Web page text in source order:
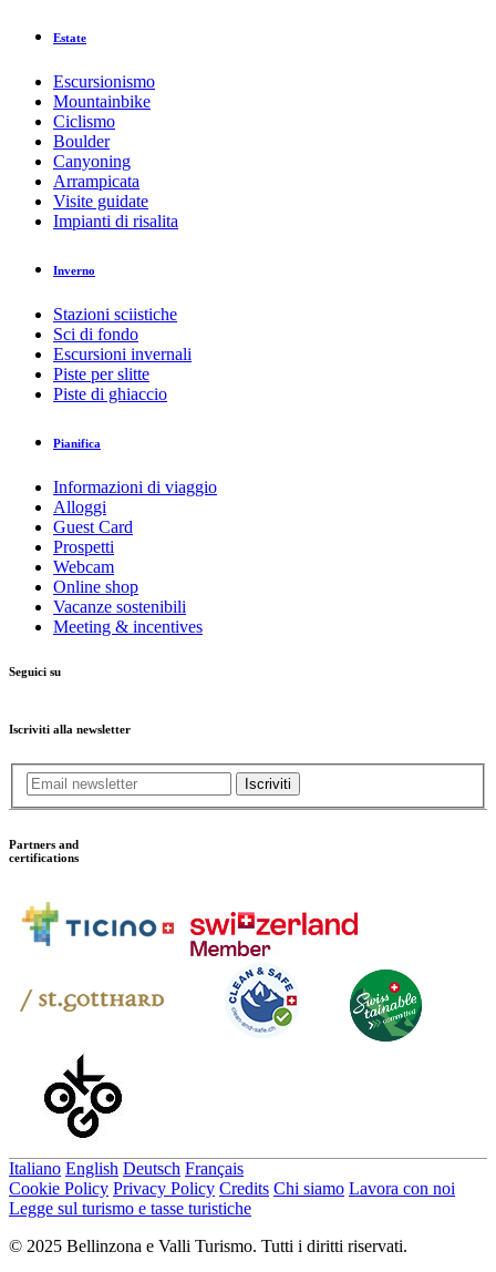
Estate
Escursionismo
Mountainbike
Ciclismo
Boulder
Canyoning
Arrampicata
Visite guidate
Impianti di risalita
Inverno
Stazioni sciistiche
Sci di fondo
Escursioni invernali
Piste per slitte
Piste di ghiaccio
Pianifica
Informazioni di viaggio
Alloggi
Guest Card
Prospetti
Webcam
Online shop
Vacanze sostenibili
Meeting & incentives
Seguici su
Iscriviti alla newsletter
Iscriviti
Partners and
certifications
Italiano English Deutsch Français
Cookie Policy Privacy Policy Credits Chi siamo Lavora con noi
Legge sul turismo e tasse turistiche
© 2025 Bellinzona e Valli Turismo. Tutti i diritti riservati.